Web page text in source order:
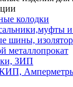
колодки
и
шины,
металлопрокат
ЗИП
КИП,